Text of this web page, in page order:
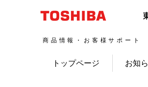
商品情報・お客様サポート
トップページ お知